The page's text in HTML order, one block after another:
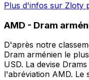
Plus d'infos sur Zloty
AMD - Dram
D'après notre
Dram arménien le
USD. La devise
l'abréviation AMD. Le